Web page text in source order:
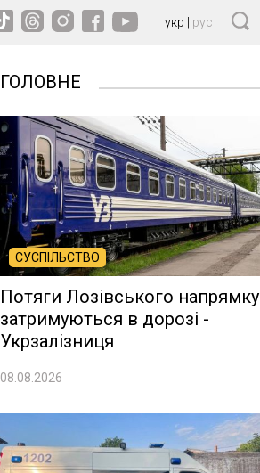
укр рус
ГОЛОВНЕ
СУСПІЛЬСТВО
Потяги Лозівського напрямку
затримуються в дорозі -
Укрзалізниця
08.08.2026